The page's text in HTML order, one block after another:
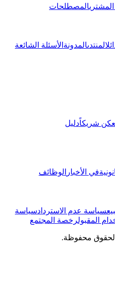
المصطلحات
المنتدىالمدونة الأسئلة الشائعة
كن شريكاًدليل
في الأخبار الوظائف
سياسة عدم الاستردادسياسة
المقبولرخصة المجتمع